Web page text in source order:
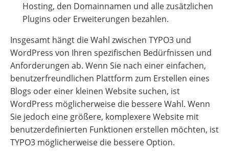
Hosting, den Domainnamen und alle zusätzlichen
Plugins oder Erweiterungen bezahlen.
Insgesamt hängt die Wahl zwischen TYPO3 und
WordPress von Ihren spezifischen Bedürfnissen und
Anforderungen ab. Wenn Sie nach einer einfachen,
benutzerfreundlichen Plattform zum Erstellen eines
Blogs oder einer kleinen Website suchen, ist
WordPress möglicherweise die bessere Wahl. Wenn
Sie jedoch eine größere, komplexere Website mit
benutzerdefinierten Funktionen erstellen möchten, ist
TYPO3 möglicherweise die bessere Option.